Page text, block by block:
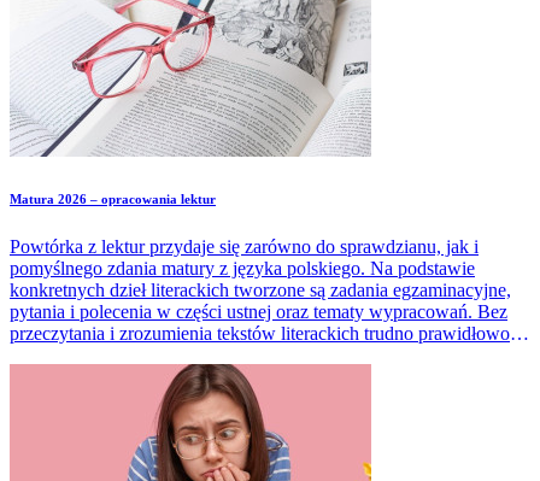
Matura 2026 – opracowania lektur
Powtórka z lektur przydaje się zarówno do sprawdzianu, jak i
pomyślnego zdania matury z języka polskiego. Na podstawie
konkretnych dzieł literackich tworzone są zadania egzaminacyjne,
pytania i polecenia w części ustnej oraz tematy wypracowań. Bez
przeczytania i zrozumienia tekstów literackich trudno prawidłowo